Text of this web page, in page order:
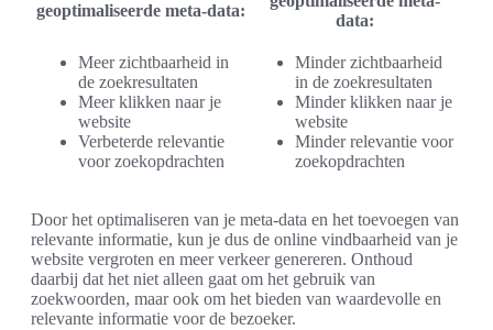
geoptimaliseerde meta-data:
data:
Meer zichtbaarheid in
de zoekresultaten
Meer klikken naar je
website
Verbeterde relevantie
voor zoekopdrachten
Minder zichtbaarheid
in de zoekresultaten
Minder klikken naar je
website
Minder relevantie voor
zoekopdrachten
Door het optimaliseren van je meta-data en het toevoegen van
relevante informatie, kun je dus de online vindbaarheid van je
website vergroten en meer verkeer genereren. Onthoud
daarbij dat het niet alleen gaat om het gebruik van
zoekwoorden, maar ook om het bieden van waardevolle en
relevante informatie voor de bezoeker.